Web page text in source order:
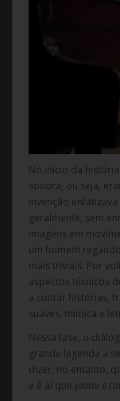
No início da
sonora, ou seja,
invenção
geralmente, sem
imagens em
um homem
mais triviais. Por
aspectos técnicos
a contar histórias,
suaves, mímica e
Nessa fase, o
grande legenda a
dizer, no entanto,
e é aí que piano e